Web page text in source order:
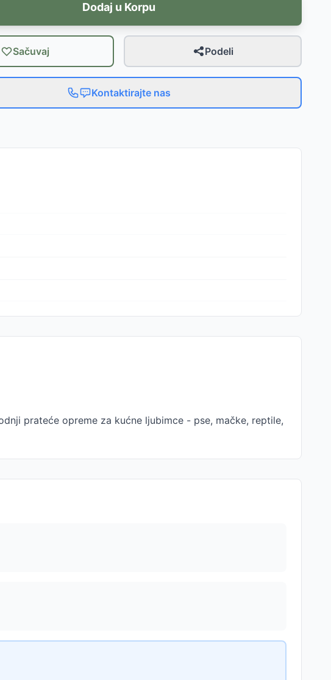
Dodaj u Korpu
Sačuvaj Podeli
Kontaktirajte nas
prateće opreme za kućne ljubimce - pse, mačke, reptile,